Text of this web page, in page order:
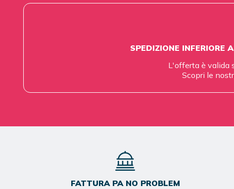
SPEDIZIONE INFERIORE
L'offerta è valida
Scopri le
FATTURA PA NO PROBLEM